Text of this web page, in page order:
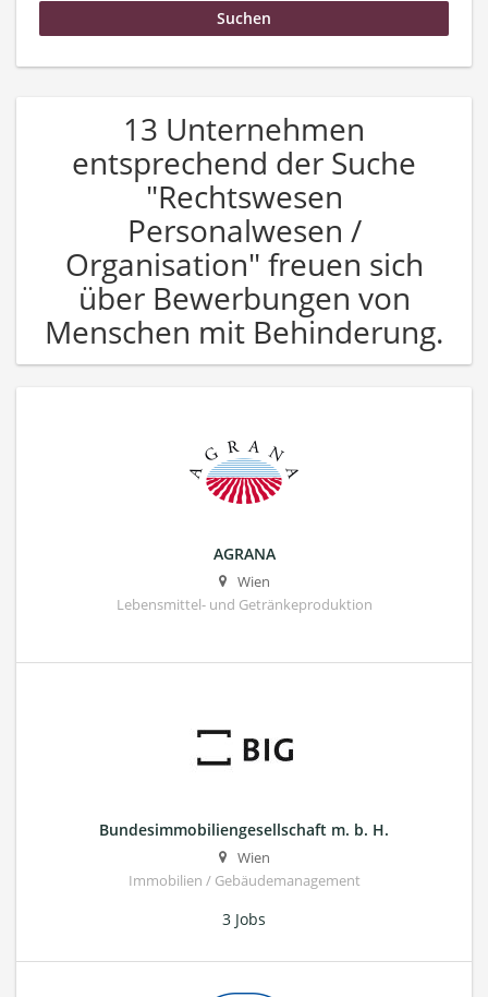
13 Unternehmen
entsprechend der Suche
"Rechtswesen
Personalwesen /
Organisation" freuen sich
über Bewerbungen von
Menschen mit Behinderung.
AGRANA
Wien
Lebensmittel- und Getränkeproduktion
Bundesimmobiliengesellschaft m. b. H.
Wien
Immobilien / Gebäudemanagement
3 Jobs